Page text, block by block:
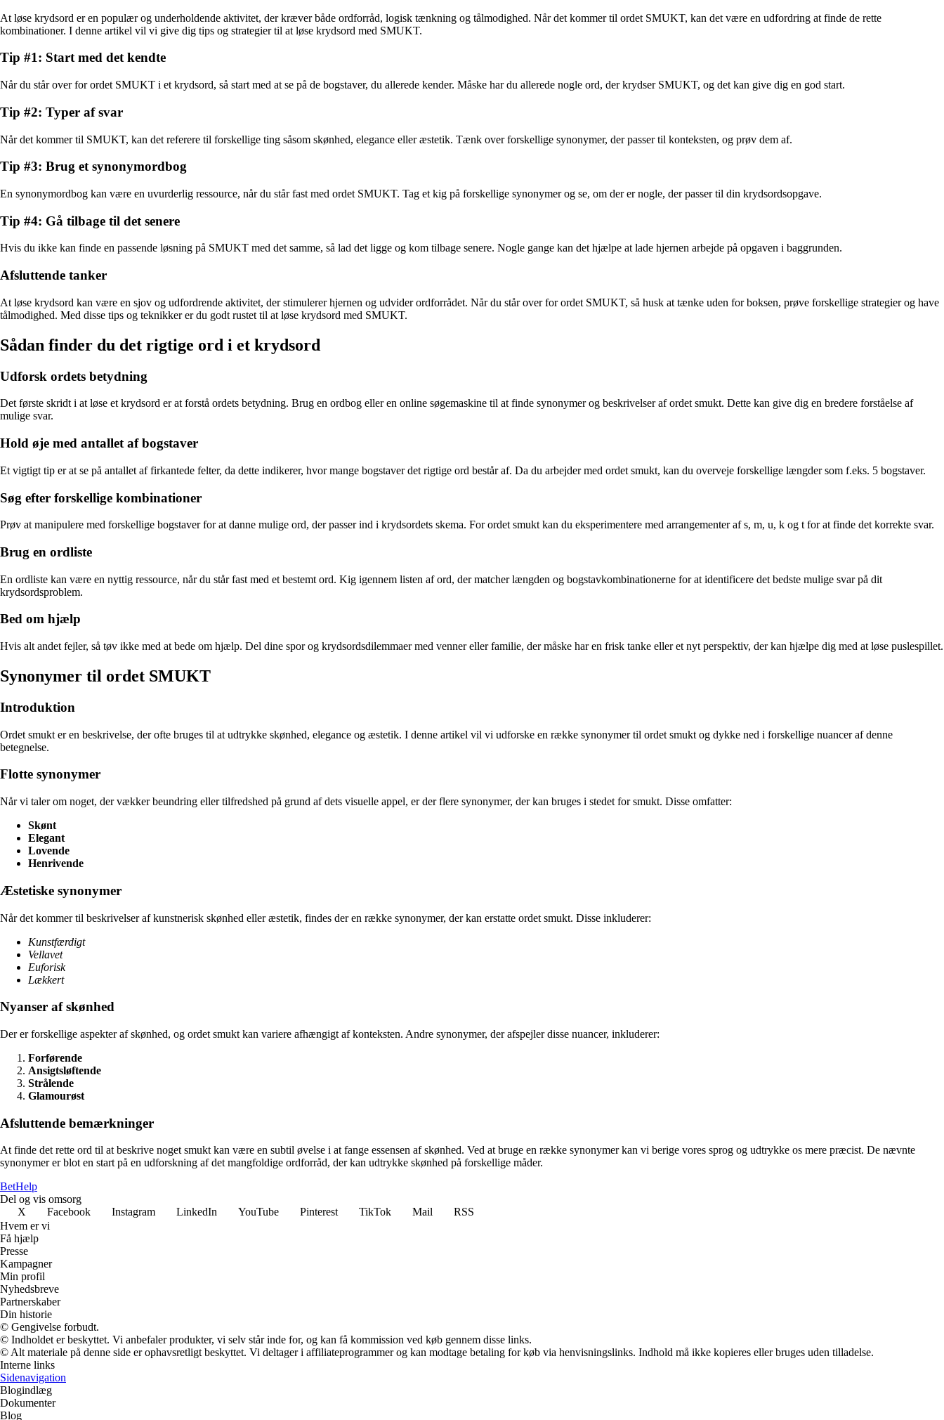
At løse krydsord er en populær og underholdende aktivitet, der kræver både ordforråd, logisk tænkning og tålmodighed. Når det kommer til ordet SMUKT, kan det være en udfordring at finde de rette
kombinationer. I denne artikel vil vi give dig tips og strategier til at løse krydsord med SMUKT.
Tip #1: Start med det kendte
Når du står over for ordet SMUKT i et krydsord, så start med at se på de bogstaver, du allerede kender. Måske har du allerede nogle ord, der krydser SMUKT, og det kan give dig en god start.
Tip #2: Typer af svar
Når det kommer til SMUKT, kan det referere til forskellige ting såsom skønhed, elegance eller æstetik. Tænk over forskellige synonymer, der passer til konteksten, og prøv dem af.
Tip #3: Brug et synonymordbog
En synonymordbog kan være en uvurderlig ressource, når du står fast med ordet SMUKT. Tag et kig på forskellige synonymer og se, om der er nogle, der passer til din krydsordsopgave.
Tip #4: Gå tilbage til det senere
Hvis du ikke kan finde en passende løsning på SMUKT med det samme, så lad det ligge og kom tilbage senere. Nogle gange kan det hjælpe at lade hjernen arbejde på opgaven i baggrunden.
Afsluttende tanker
At løse krydsord kan være en sjov og udfordrende aktivitet, der stimulerer hjernen og udvider ordforrådet. Når du står over for ordet SMUKT, så husk at tænke uden for boksen, prøve forskellige strategier og have
tålmodighed. Med disse tips og teknikker er du godt rustet til at løse krydsord med SMUKT.
Sådan finder du det rigtige ord i et krydsord
Udforsk ordets betydning
Det første skridt i at løse et krydsord er at forstå ordets betydning. Brug en ordbog eller en online søgemaskine til at finde synonymer og beskrivelser af ordet smukt. Dette kan give dig en bredere forståelse af
mulige svar.
Hold øje med antallet af bogstaver
Et vigtigt tip er at se på antallet af firkantede felter, da dette indikerer, hvor mange bogstaver det rigtige ord består af. Da du arbejder med ordet smukt, kan du overveje forskellige længder som f.eks. 5 bogstaver.
Søg efter forskellige kombinationer
Prøv at manipulere med forskellige bogstaver for at danne mulige ord, der passer ind i krydsordets skema. For ordet smukt kan du eksperimentere med arrangementer af s, m, u, k og t for at finde det korrekte svar.
Brug en ordliste
En ordliste kan være en nyttig ressource, når du står fast med et bestemt ord. Kig igennem listen af ord, der matcher længden og bogstavkombinationerne for at identificere det bedste mulige svar på dit
krydsordsproblem.
Bed om hjælp
Hvis alt andet fejler, så tøv ikke med at bede om hjælp. Del dine spor og krydsordsdilemmaer med venner eller familie, der måske har en frisk tanke eller et nyt perspektiv, der kan hjælpe dig med at løse puslespillet.
Synonymer til ordet SMUKT
Introduktion
Ordet smukt er en beskrivelse, der ofte bruges til at udtrykke skønhed, elegance og æstetik. I denne artikel vil vi udforske en række synonymer til ordet smukt og dykke ned i forskellige nuancer af denne
betegnelse.
Flotte synonymer
Når vi taler om noget, der vækker beundring eller tilfredshed på grund af dets visuelle appel, er der flere synonymer, der kan bruges i stedet for smukt. Disse omfatter:
Skønt
Elegant
Lovende
Henrivende
Æstetiske synonymer
Når det kommer til beskrivelser af kunstnerisk skønhed eller æstetik, findes der en række synonymer, der kan erstatte ordet smukt. Disse inkluderer:
Kunstfærdigt
Vellavet
Euforisk
Lækkert
Nyanser af skønhed
Der er forskellige aspekter af skønhed, og ordet smukt kan variere afhængigt af konteksten. Andre synonymer, der afspejler disse nuancer, inkluderer:
Forførende
Ansigtsløftende
Strålende
Glamourøst
Afsluttende bemærkninger
At finde det rette ord til at beskrive noget smukt kan være en subtil øvelse i at fange essensen af skønhed. Ved at bruge en række synonymer kan vi berige vores sprog og udtrykke os mere præcist. De nævnte
synonymer er blot en start på en udforskning af det mangfoldige ordforråd, der kan udtrykke skønhed på forskellige måder.
BetHelp
Del og vis omsorg
X
Facebook Instagram LinkedIn YouTube Pinterest TikTok Mail
RSS
Hvem er vi
Få hjælp
Presse
Kampagner
Min profil
Nyhedsbreve
Partnerskaber
Din historie
© Gengivelse forbudt.
© Indholdet er beskyttet. Vi anbefaler produkter, vi selv står inde for, og kan få kommission ved køb gennem disse links.
© Alt materiale på denne side er ophavsretligt beskyttet. Vi deltager i affiliateprogrammer og kan modtage betaling for køb via henvisningslinks. Indhold må ikke kopieres eller bruges uden tilladelse.
Interne links
Sidenavigation
Blogindlæg
Dokumenter
Blog